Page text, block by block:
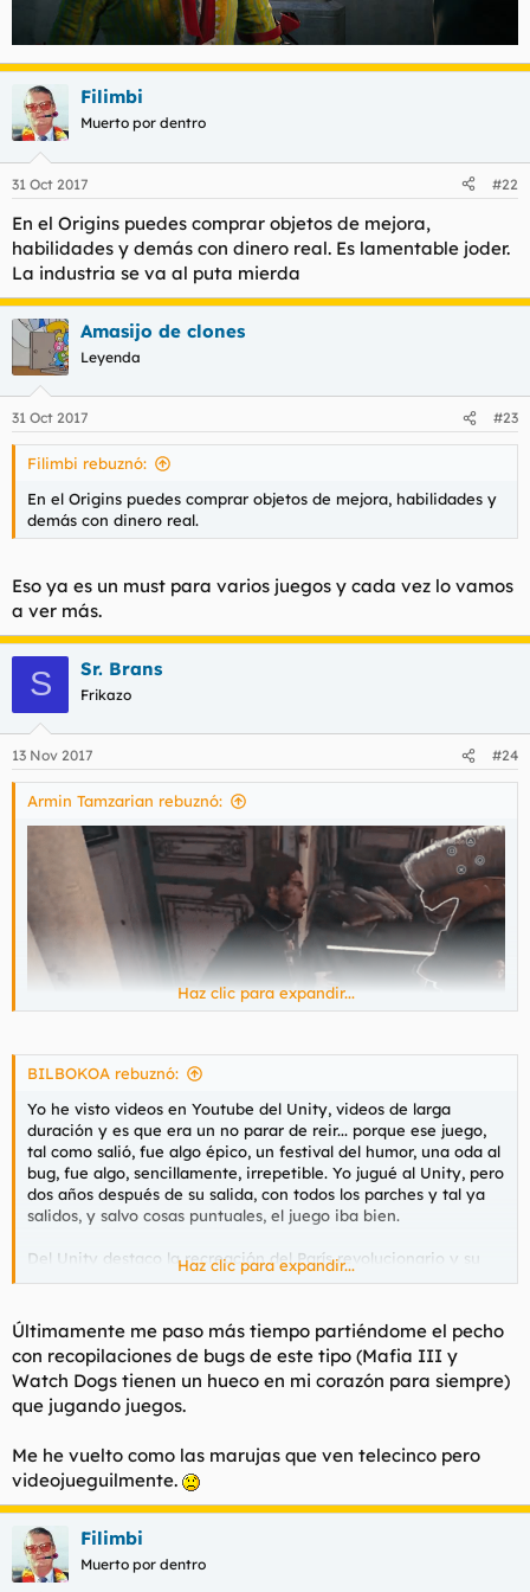
Filimbi
Muerto por dentro
31 Oct 2017 #22
En el Origins puedes comprar objetos de mejora,
habilidades y demás con dinero real. Es lamentable joder.
La industria se va al puta mierda
Amasijo de clones
Leyenda
31 Oct 2017 #23
Filimbi rebuznó:
En el Origins puedes comprar objetos de mejora, habilidades y
demás con dinero real.
Eso ya es un must para varios juegos y cada vez lo vamos
a ver más.
S Sr. Brans
Frikazo
13 Nov 2017 #24
Armin Tamzarian rebuznó:
Haz clic para expandir...
BILBOKOA rebuznó:
Yo he visto videos en Youtube del Unity, videos de larga
duración y es que era un no parar de reir... porque ese juego,
tal como salió, fue algo épico, un festival del humor, una oda al
bug, fue algo, sencillamente, irrepetible. Yo jugué al Unity, pero
dos años después de su salida, con todos los parches y tal ya
salidos, y salvo cosas puntuales, el juego iba bien.
Del Unity destaco la recreación del París revolucionario y su
ambiente. En ese aspecto, le doy un 10, y es 100 millones de
Syndicate y su Londres industrial.
Respecto a los dos juegos en los que más que un 'asasini' eras
un vulgar piratilla, el Blacak Flag y el Rogue, no tuve ese
problema que comentas.
Como he jugado a todos, supongo que el Origins lo jugaré, pero
como digo, cuando esté disponible una edición con todo
incluído por 20 euros... mientras tanto, siempre nos quedará el
Unity:
Haz clic para expandir...
Últimamente me paso más tiempo partiéndome el pecho
con recopilaciones de bugs de este tipo (Mafia III y
Watch Dogs tienen un hueco en mi corazón para siempre)
que jugando juegos.
Me he vuelto como las marujas que ven telecinco pero
videojueguilmente.
Filimbi
Muerto por dentro